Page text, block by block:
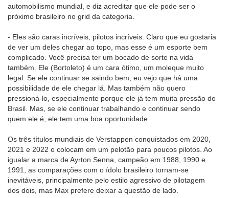
automobilismo mundial, e diz acreditar que ele pode ser o
próximo brasileiro no grid da categoria.
- Eles são caras incríveis, pilotos incríveis. Claro que eu gostaria
de ver um deles chegar ao topo, mas esse é um esporte bem
complicado. Você precisa ter um bocado de sorte na vida
também. Ele (Bortoleto) é um cara ótimo, um moleque muito
legal. Se ele continuar se saindo bem, eu vejo que há uma
possibilidade de ele chegar lá. Mas também não quero
pressioná-lo, especialmente porque ele já tem muita pressão do
Brasil. Mas, se ele continuar trabalhando e continuar sendo
quem ele é, ele tem uma boa oportunidade.
Os três títulos mundiais de Verstappen conquistados em 2020,
2021 e 2022 o colocam em um pelotão para poucos pilotos. Ao
igualar a marca de Ayrton Senna, campeão em 1988, 1990 e
1991, as comparações com o ídolo brasileiro tornam-se
inevitáveis, principalmente pelo estilo agressivo de pilotagem
dos dois, mas Max prefere deixar a questão de lado.